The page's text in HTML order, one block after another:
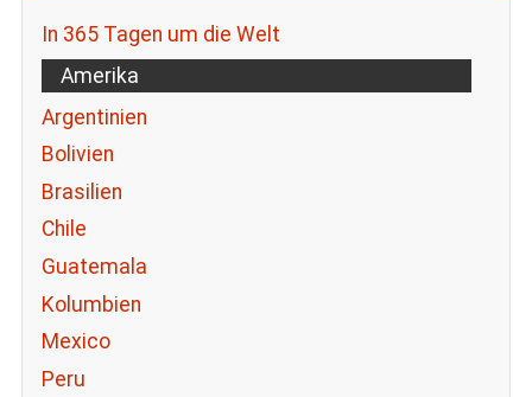
In 365 Tagen um die Welt
Amerika
Argentinien
Bolivien
Brasilien
Chile
Guatemala
Kolumbien
Mexico
Peru